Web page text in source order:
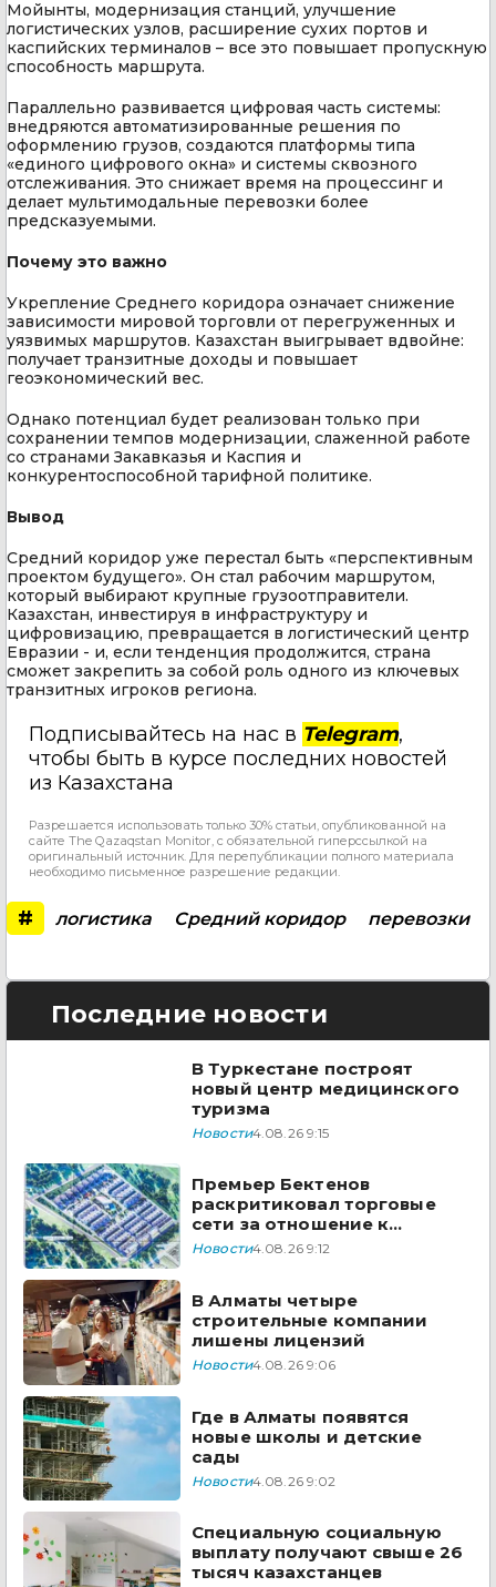
Мойынты, модернизация станций, улучшение
логистических узлов, расширение сухих портов и
каспийских терминалов – все это повышает пропускную
способность маршрута.
Параллельно развивается цифровая часть системы:
внедряются автоматизированные решения по
оформлению грузов, создаются платформы типа
«единого цифрового окна» и системы сквозного
отслеживания. Это снижает время на процессинг и
делает мультимодальные перевозки более
предсказуемыми.
Почему это важно
Укрепление Среднего коридора означает снижение
зависимости мировой торговли от перегруженных и
уязвимых маршрутов. Казахстан выигрывает вдвойне:
получает транзитные доходы и повышает
геоэкономический вес.
Однако потенциал будет реализован только при
сохранении темпов модернизации, слаженной работе
со странами Закавказья и Каспия и
конкурентоспособной тарифной политике.
Вывод
Средний коридор уже перестал быть «перспективным
проектом будущего». Он стал рабочим маршрутом,
который выбирают крупные грузоотправители.
Казахстан, инвестируя в инфраструктуру и
цифровизацию, превращается в логистический центр
Евразии - и, если тенденция продолжится, страна
сможет закрепить за собой роль одного из ключевых
транзитных игроков региона.
Подписывайтесь на нас в Telegram,
чтобы быть в курсе последних новостей
из Казахстана
Разрешается использовать только 30% статьи, опубликованной на
сайте The Qazaqstan Monitor, с обязательной гиперссылкой на
оригинальный источник. Для перепубликации полного материала
необходимо письменное разрешение редакции.
# логистика Средний коридор перевозки
Последние новости
В Туркестане построят
новый центр медицинского
туризма
Новости4.08.26 9:15
Премьер Бектенов
раскритиковал торговые
сети за отношение к
казахстанским товарам
Новости4.08.26 9:12
В Алматы четыре
строительные компании
лишены лицензий
Новости4.08.26 9:06
Где в Алматы появятся
новые школы и детские
сады
Новости4.08.26 9:02
Специальную социальную
выплату получают свыше 26
тысяч казахстанцев